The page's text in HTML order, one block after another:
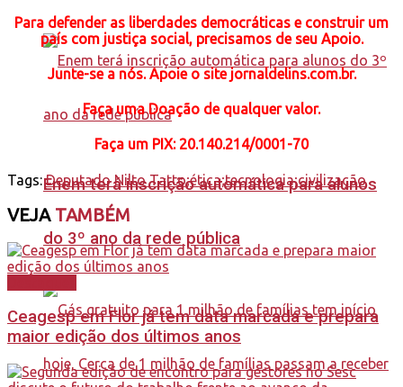
Enem terá inscrição automática para alunos
do 3º ano da rede pública
Para defender as liberdades democráticas e construir um
país com justiça social, precisamos de seu Apoio.
Junte-se a nós. Apoie o site jornaldelins.com.br.
Faça uma Doação de qualquer valor.
Faça um PIX: 20.140.214/0001-70
Tags: Deputado Nilto Tatto;ética;tecnologia;civilização
VEJATAMBÉM
Ceagesp em Flor já tem data marcada e prepara
maior edição dos últimos anos